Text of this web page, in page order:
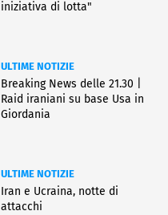
iniziativa di lotta"
ULTIME NOTIZIE
Breaking News delle 21.30 |
Raid iraniani su base Usa in
Giordania
ULTIME NOTIZIE
Iran e Ucraina, notte di
attacchi